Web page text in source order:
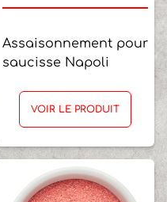
Assaisonnement pour
saucisse Napoli
VOIR LE PRODUIT